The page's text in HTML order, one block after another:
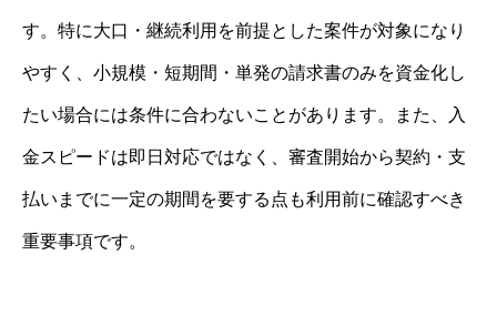
す。特に大口・継続利用を前提とした案件が対象になり
やすく、小規模・短期間・単発の請求書のみを資金化し
たい場合には条件に合わないことがあります。また、入
金スピードは即日対応ではなく、審査開始から契約・支
払いまでに一定の期間を要する点も利用前に確認すべき
重要事項です。